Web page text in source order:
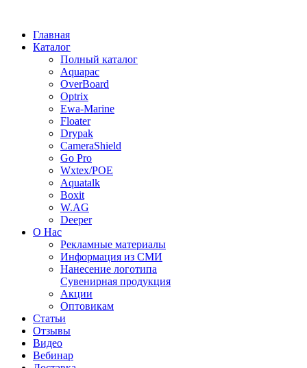
Главная
Каталог
Полный каталог
Aquapac
OverBoard
Optrix
Ewa-Marine
Floater
Drypak
CameraShield
Go Pro
Wxtex/POE
Aquatalk
Boxit
W.AG
Deeper
О Нас
Рекламные материалы
Информация из СМИ
Нанесение логотипа
Сувенирная продукция
Акции
Оптовикам
Статьи
Отзывы
Видео
Вебинар